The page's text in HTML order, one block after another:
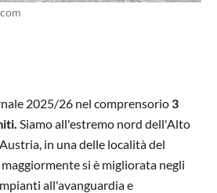
2025/26 nel comprensorio 3
Siamo all'estremo nord dell'Alto
in una delle località del
si è migliorata negli
all'avanguardia e